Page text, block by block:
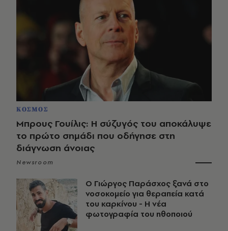
ΚΟΣΜΟΣ
Μπρους Γουίλις: Η σύζυγός του αποκάλυψε
το πρώτο σημάδι που οδήγησε στη
διάγνωση άνοιας
Newsroom
O Γιώργος Παράσχος ξανά στο
νοσοκομείο για θεραπεία κατά
του καρκίνου - Η νέα
φωτογραφία του ηθοποιού